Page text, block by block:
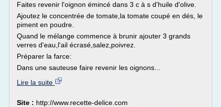
Faites revenir l'oignon émincé dans 3 c à s d'huile d'olive.
Ajoutez le concentrée de tomate,la tomate coupé en dés, le
piment en poudre.
Quand le mélange commence à brunir ajouter 3 grands
verres d'eau,l'ail écrasé,salez,poivrez.
Préparer la farce:
Dans une sauteuse faire revenir les oignons...
Lire la suite
Site : http://www.recette-delice.com